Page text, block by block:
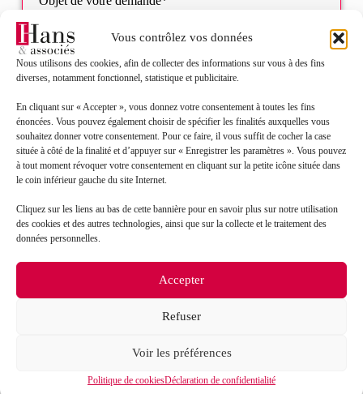
Vous contrôlez vos données
Nous utilisons des cookies, afin de collecter des informations sur vous à des fins
diverses, notamment fonctionnel, statistique et publicitaire.
En cliquant sur « Accepter », vous donnez votre consentement à toutes les fins
énoncées. Vous pouvez également choisir de spécifier les finalités auxquelles vous
souhaitez donner votre consentement. Pour ce faire, il vous suffit de cocher la case
située à côté de la finalité et d’appuyer sur « Enregistrer les paramètres ». Vous pouvez
à tout moment révoquer votre consentement en cliquant sur la petite icône située dans
le coin inférieur gauche du site Internet.
Cliquez sur les liens au bas de cette bannière pour en savoir plus sur notre utilisation
des cookies et des autres technologies, ainsi que sur la collecte et le traitement des
données personnelles.
Accepter
Refuser
Voir les préférences
Politique de cookiesDéclaration de confidentialité
Sélectionnez votre bureau
J’accepte que mes données soient traitées en accord
avec la politique de confidentialité du site*
s’appliquent.